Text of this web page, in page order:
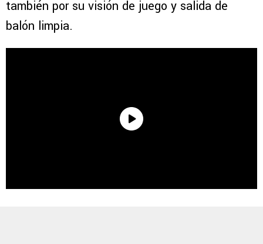
también por su visión de juego y salida de
balón limpia.